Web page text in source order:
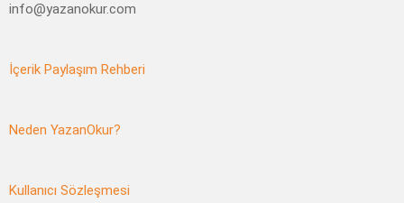
info@yazanokur.com
İçerik Paylaşım Rehberi
Neden YazanOkur?
Kullanıcı Sözleşmesi